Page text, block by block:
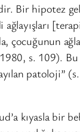
Bir hipotez
ağlayışları
çocuğunun
s. 109). Bu
patoloji”
kıyasla bir